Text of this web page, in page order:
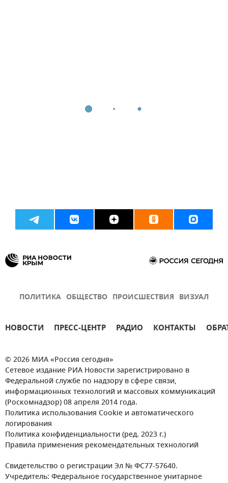
ПОЛИТИКА ОБЩЕСТВО ПРОИСШЕСТВИЯ ВИЗУАЛ
НОВОСТИ ПРЕСС-ЦЕНТР РАДИО КОНТАКТЫ
© 2026 МИА «Россия сегодня»
Сетевое издание РИА Новости зарегистрировано в
Федеральной службе по надзору в сфере связи,
информационных технологий и массовых коммуникаций
(Роскомнадзор) 08 апреля 2014 года.
Политика использования Cookie и автоматического
логирования
Политика конфиденциальности (ред. 2023 г.)
Правила применения рекомендательных технологий
Свидетельство о регистрации Эл № ФС77-57640.
Учредитель: Федеральное государственное унитарное